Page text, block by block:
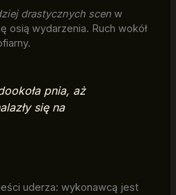
drastycznych scenw
osią wydarzenia. Ruch wokół
pnia, aż
się na
uderza: wykonawcą jest